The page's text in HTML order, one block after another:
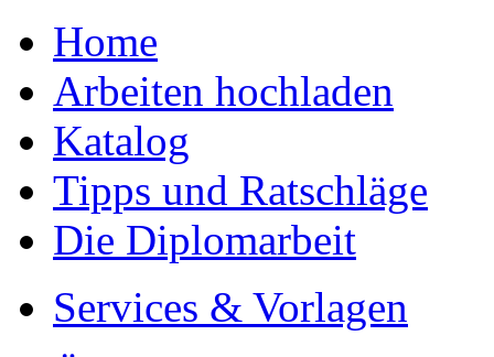
Home
Arbeiten hochladen
Katalog
Tipps und Ratschläge
Die Diplomarbeit
Services & Vorlagen